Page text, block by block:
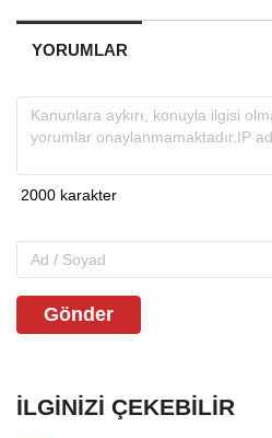
YORUMLAR
Gönder
İLGINIZI ÇEKEBILIR